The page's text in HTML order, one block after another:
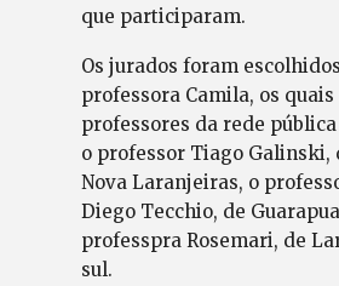
que participaram.
Os jurados foram
professora Camila, os quais
professores da rede pública
o professor Tiago Galinski,
Nova Laranjeiras, o
Diego Tecchio, de
professpra Rosemari, de
sul.